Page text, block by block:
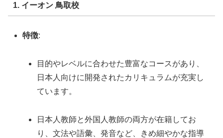
1. イーオン 鳥取校
特徴:
目的やレベルに合わせた豊富なコースがあり、
日本人向けに開発されたカリキュラムが充実し
ています。
日本人教師と外国人教師の両方が在籍してお
り、文法や語彙、発音など、きめ細やかな指導